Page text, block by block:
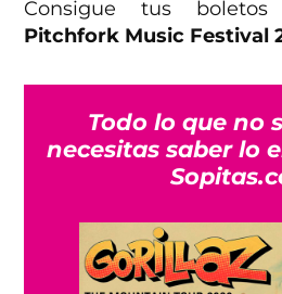
Consigue tus
Pitchfork Music Festival
Todo lo que no
necesitas saber lo